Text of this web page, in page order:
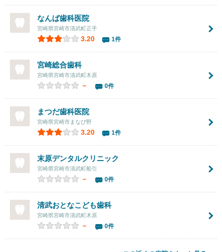
なんば歯科医院
宮崎県宮崎市清武町正手
3.20 1件
宮崎総合歯科
宮崎県宮崎市清武町木原
－ 0件
まつだ歯科医院
宮崎県宮崎市まなび野
3.20 1件
末原デンタルクリニック
宮崎県宮崎市清武町船引
－ 0件
清武おとなこども歯科
宮崎県宮崎市清武町木原
－ 0件